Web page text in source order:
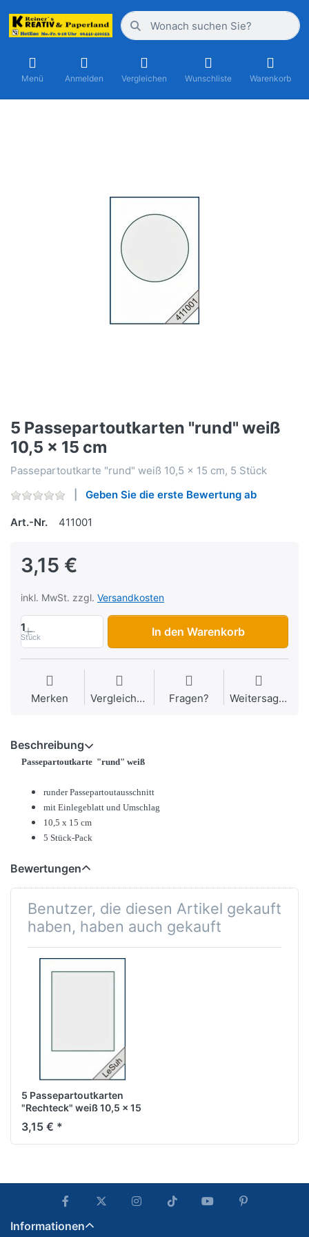
Menü Anmelden Vergleichen Wunschliste Warenkorb
5 Passepartoutkarten "rund" weiß
10,5 x 15 cm
Passepartoutkarte "rund" weiß 10,5 x 15 cm, 5 Stück
Geben Sie die erste Bewertung ab
Art.-Nr. 411001
3,15 €
inkl. MwSt. zzgl. Versandkosten
1
Stück In den Warenkorb
Merken Vergleichen Fragen? Weitersagen
Beschreibung
Passepartoutkarte "rund" weiß
runder Passepartoutausschnitt
mit Einlegeblatt und Umschlag
10,5 x 15 cm
5 Stück-Pack
Bewertungen
Benutzer, die diesen Artikel gekauft
haben, haben auch gekauft
5 Passepartoutkarten
"Rechteck" weiß 10,5 x 15
cm
3,15 € *
Informationen